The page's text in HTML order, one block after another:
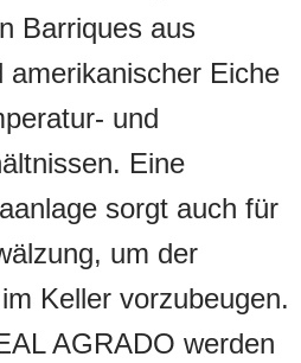
Barriques aus
amerikanischer Eiche
und
Eine
sorgt auch für
um der
Keller vorzubeugen.
AGRADO werden